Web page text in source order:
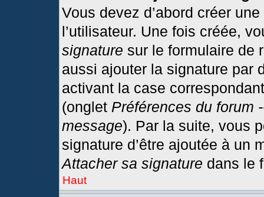
Vous devez d’abord créer
l’utilisateur. Une fois créée,
signature sur le formulaire de
aussi ajouter la signature par
activant la case
(onglet Préférences du forum
message). Par la suite, vous
signature d’être ajoutée à un
Attacher sa signature dans le
Haut